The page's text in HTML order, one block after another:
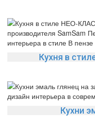
Кухня в
Кухни